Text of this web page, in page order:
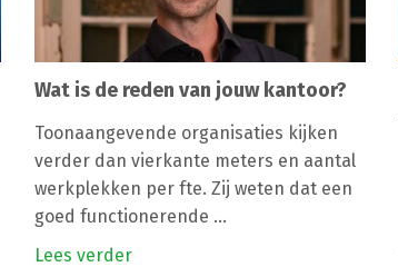
Wat is de reden van jouw kantoor?
Toonaangevende organisaties kijken
verder dan vierkante meters en aantal
werkplekken per fte. Zij weten dat een
goed functionerende ...
Lees verder